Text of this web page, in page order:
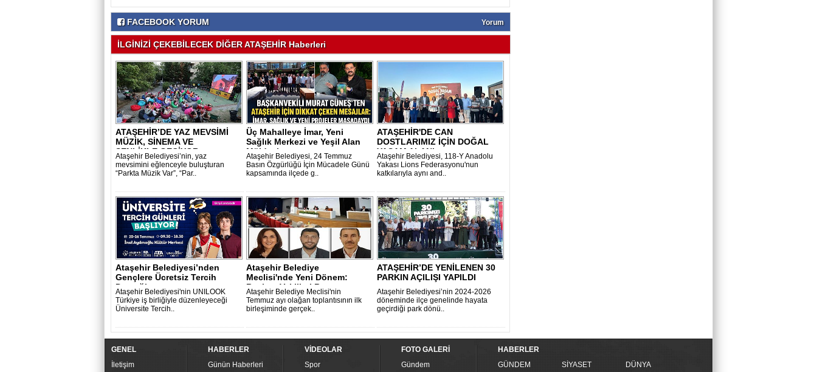
FACEBOOK YORUM Yorum
İLGİNİZİ ÇEKEBİLECEK DİĞER ATAŞEHİR Haberleri
ATAŞEHİR’DE YAZ MEVSİMİ
MÜZİK, SİNEMA VE
ŞENLİKLE GEÇİYOR..
Ataşehir Belediyesi’nin, yaz
mevsimini eğlenceyle buluşturan
“Parkta Müzik Var”, “Par..
Üç Mahalleye İmar, Yeni
Sağlık Merkezi ve Yeşil Alan
Müjdesi..
Ataşehir Belediyesi, 24 Temmuz
Basın Özgürlüğü İçin Mücadele Günü
kapsamında ilçede g..
ATAŞEHİR'DE CAN
DOSTLARIMIZ İÇİN DOĞAL
YAŞAM ALANI
Ataşehir Belediyesi, 118-Y Anadolu
Yakası Lions Federasyonu'nun
katkılarıyla aynı and..
Ataşehir Belediyesi’nden
Gençlere Ücretsiz Tercih
Desteği..
Ataşehir Belediyesi'nin UNILOOK
Türkiye iş birliğiyle düzenleyeceği
Üniversite Tercih..
Ataşehir Belediye
Meclisi'nde Yeni Dönem:
Başkan Vekilleri B..
Ataşehir Belediye Meclisi'nin
Temmuz ayı olağan toplantısının ilk
birleşiminde gerçek..
ATAŞEHİR’DE YENİLENEN 30
PARKIN AÇILIŞI YAPILDI
Ataşehir Belediyesi’nin 2024-2026
döneminde ilçe genelinde hayata
geçirdiği park dönü..
GENEL
İletişim
HABERLER
Günün Haberleri
VİDEOLAR
Spor
FOTO GALERİ
Gündem
HABERLER
GÜNDEM
SİYASET DÜNYA